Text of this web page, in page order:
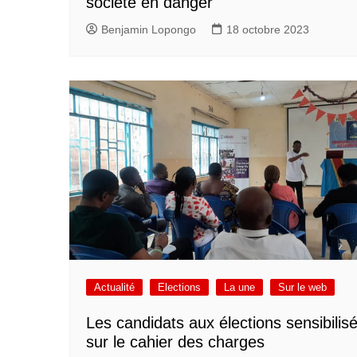
Benjamin Lopongo 18 octobre 2023
Actualité Elections La une Sur le web
Les candidats aux élections
sur le cahier des charges